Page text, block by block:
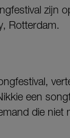
zijn
Rotterdam.
een
die